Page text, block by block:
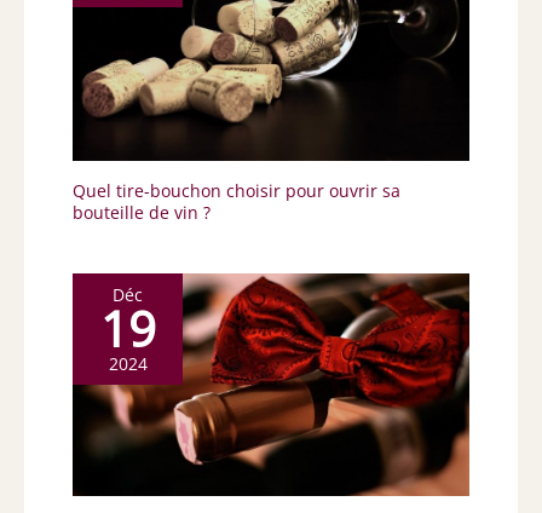
Quel tire-bouchon choisir pour ouvrir sa
bouteille de vin ?
Déc
19
2024